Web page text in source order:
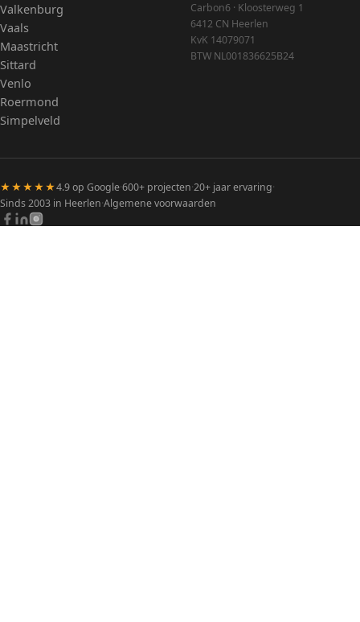
Valkenburg
Vaals
Maastricht
Sittard
Venlo
Roermond
Simpelveld
Carbon6 · Kloosterweg 1
6412 CN Heerlen
KvK 14079071
BTW NL001836625B24
★★★★★4.9 op Google·600+ projecten·20+ jaar ervaring·
Sinds 2003 in Heerlen·Algemene voorwaarden